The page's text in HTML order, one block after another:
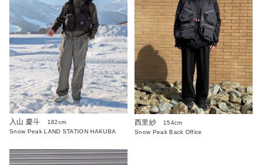
入山 慶斗
182cm
Snow Peak LAND STATION HAKUBA
西里紗
154cm
Snow Peak Back Office